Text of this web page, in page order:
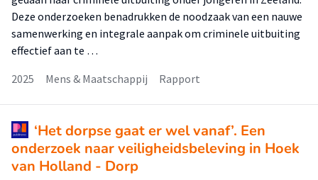
Deze onderzoeken benadrukken de noodzaak van een nauwe
samenwerking en integrale aanpak om criminele uitbuiting
effectief aan te …
2025
Mens & Maatschappij Rapport
‘Het dorpse gaat er wel vanaf’. Een
onderzoek naar veiligheidsbeleving in Hoek
van Holland - Dorp